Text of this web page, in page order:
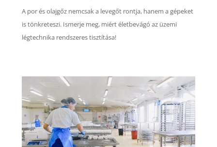
A por és olajgőz nemcsak a levegőt rontja, hanem a gépeket
is tönkreteszi. Ismerje meg, miért életbevágó az üzemi
légtechnika rendszeres tisztítása!